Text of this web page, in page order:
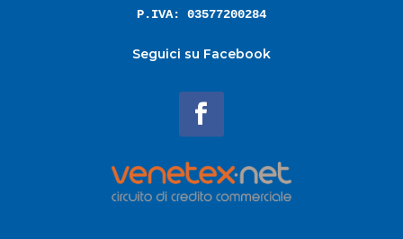
P.IVA: 03577200284
Seguici su Facebook